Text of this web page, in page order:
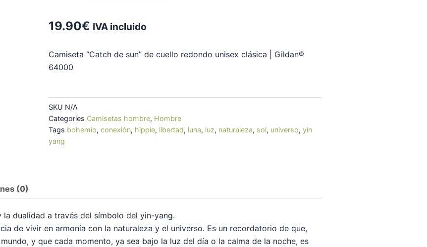
19.90€ IVA incluido
Camiseta “Catch de sun” de cuello redondo unisex clásica | Gildan®
64000
SKU N/A
Categories Camisetas hombre, Hombre
Tags bohemio, conexión, hippie, libertad, luna, luz, naturaleza, sol, universo, yin
yang
(0)
dualidad a través del símbolo del yin-yang.
de vivir en armonía con la naturaleza y el universo. Es un recordatorio de que,
y que cada momento, ya sea bajo la luz del día o la calma de la noche, es